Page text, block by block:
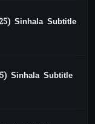
Sinhala Subtitle
Sinhala Subtitle